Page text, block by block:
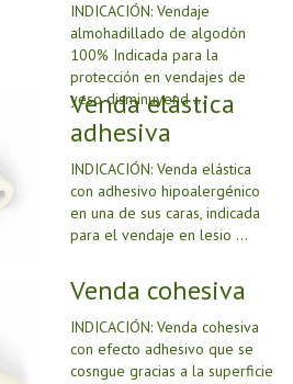
INDICACIÓN: Vendaje
almohadillado de algodón
100% Indicada para la
protección en vendajes de
yeso disminuyend ...
Venda elástica
adhesiva
INDICACIÓN: Venda elástica
con adhesivo hipoalergénico
en una de sus caras, indicada
para el vendaje en lesio ...
Venda cohesiva
INDICACIÓN: Venda cohesiva
con efecto adhesivo que se
cosngue gracias a la superficie